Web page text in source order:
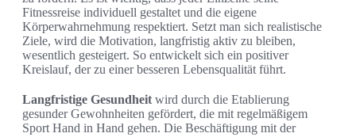
Fitnessreise individuell gestaltet und die eigene
Körperwahrnehmung respektiert. Setzt man sich realistische
Ziele, wird die Motivation, langfristig aktiv zu bleiben,
wesentlich gesteigert. So entwickelt sich ein positiver
Kreislauf, der zu einer besseren Lebensqualität führt.
Langfristige Gesundheit wird durch die Etablierung
gesunder Gewohnheiten gefördert, die mit regelmäßigem
Sport Hand in Hand gehen. Die Beschäftigung mit der